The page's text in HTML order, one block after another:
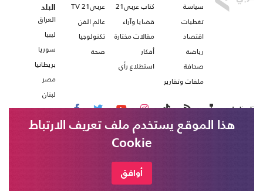
سياسة
تغطيات
اقتصاد
رياضة
صحافة
ملفات وتقارير
كتاب عربي21
قضايا وآراء
مقالات مختارة
أفكار
استطلاع رأي
عربي21 TV
عالم الفن
تكنولوجيا
صحة
البلد
العراق
ليبيا
سوريا
بريطانيا
مصر
لبنان
تابعنا على
هذا الموقع يستخدم ملف تعريف الارتباط
Cookie
أوافق